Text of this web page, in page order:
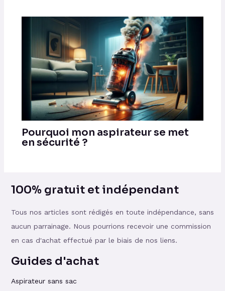
Pourquoi mon aspirateur se met
en sécurité ?
100% gratuit et indépendant
Tous nos articles sont rédigés en toute indépendance, sans
aucun parrainage. Nous pourrions recevoir une commission
en cas d'achat effectué par le biais de nos liens.
Guides d'achat
Aspirateur sans sac